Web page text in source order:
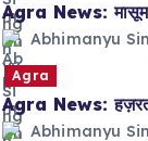
Agra News: मासूम
Abhimanyu
Agra
Agra News: हज़रत
Abhimanyu